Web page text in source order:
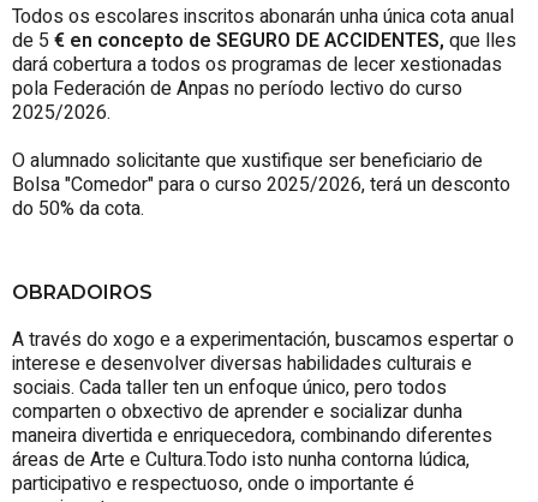
Todos os escolares inscritos abonarán unha única cota anual
de 5 € en concepto de SEGURO DE ACCIDENTES, que lles
dará cobertura a todos os programas de lecer xestionadas
pola Federación de Anpas no período lectivo do curso
2025/2026.
O alumnado solicitante que xustifique ser beneficiario de
Bolsa "Comedor" para o curso 2025/2026, terá un desconto
do 50% da cota.
OBRADOIROS
A través do xogo e a experimentación, buscamos espertar o
interese e desenvolver diversas habilidades culturais e
sociais. Cada taller ten un enfoque único, pero todos
comparten o obxectivo de aprender e socializar dunha
maneira divertida e enriquecedora, combinando diferentes
áreas de Arte e Cultura.Todo isto nunha contorna lúdica,
participativo e respectuoso, onde o importante é